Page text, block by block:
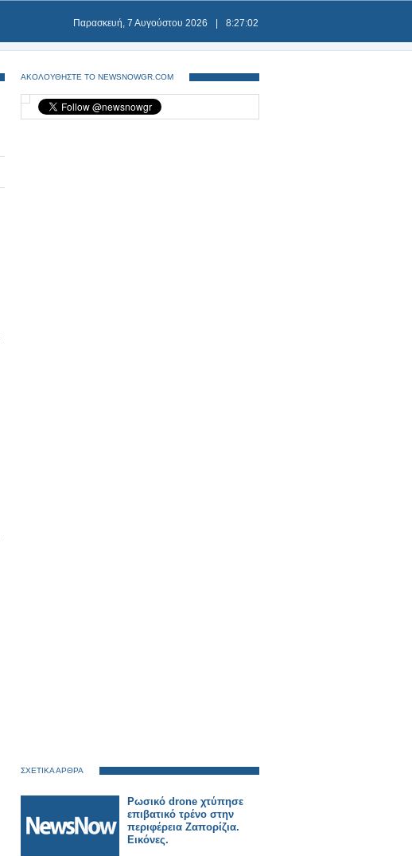
Παρασκευή, 7 Αυγούστου 2026 8:27:02
ΑΚΟΛΟΥΘΗΣΤΕ ΤΟ NEWSNOWGR.COM
ΣΧΕΤΙΚΑ ΑΡΘΡΑ
Ρωσικό drone χτύπησε
επιβατικό τρένο στην
περιφέρεια Ζαπορίζια.
Εικόνες.